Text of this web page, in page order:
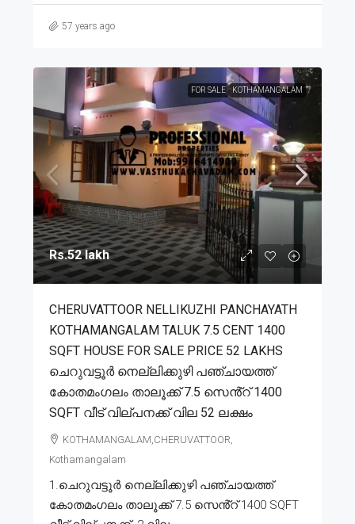
57 years ago
FOR SALE KOTHAMANGALAM
Rs.52 lakh
CHERUVATTOOR NELLIKUZHI PANCHAYATH
KOTHAMANGALAM TALUK 7.5 CENT 1400
SQFT HOUSE FOR SALE PRICE 52 LAKHS
ചെറുവട്ടൂർ നെല്ലിക്കുഴി പഞ്ചായത്ത്
കോതമംഗലം താലൂക്ക് 7.5 സെൻ്റ് 1400
SQFT വീട് വില്പനക്ക് വില 52 ലക്ഷം
KOTHAMANGALAM,CHERUVATTOOR,
Kothamangalam
1.ചെറുവട്ടൂർ നെല്ലിക്കുഴി പഞ്ചായത്ത്
കോതമംഗലം താലൂക്ക് 7.5 സെൻ്റ് 1400 SQFT